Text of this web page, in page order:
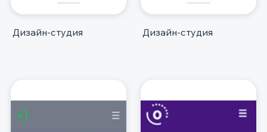
Дизайн-студия Дизайн-студия